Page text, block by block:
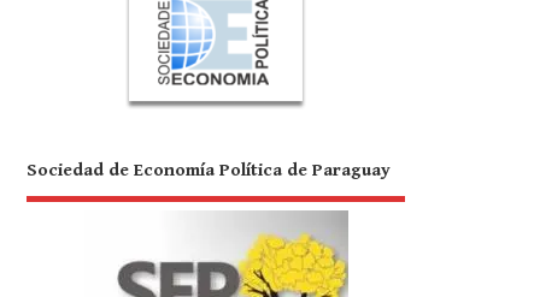
Sociedad de Economía Política de Paraguay